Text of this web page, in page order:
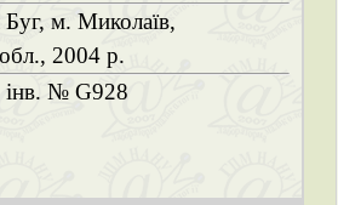
м. Миколаїв,
2004 р.
№ G928